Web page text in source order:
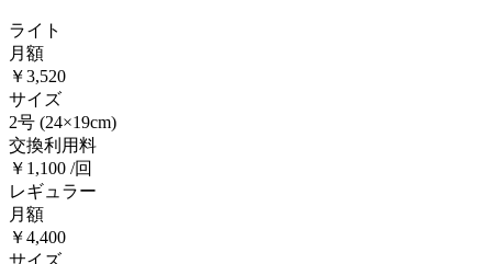
ライト
月額
￥3,520
サイズ
2号 (24×19cm)
交換利用料
￥1,100 /回
レギュラー
月額
￥4,400
サイズ